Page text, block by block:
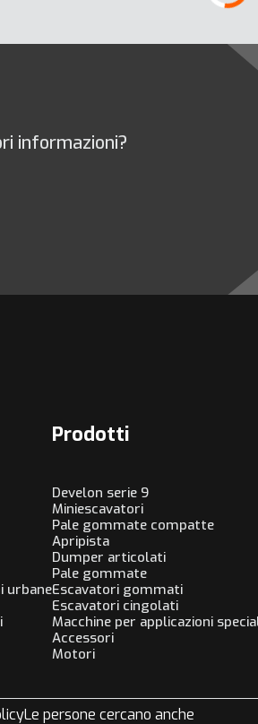
informazioni?
urbane
Prodotti
Develon serie 9
Miniescavatori
Pale gommate compatte
Apripista
Dumper articolati
Pale gommate
Escavatori gommati
Escavatori cingolati
Macchine per applicazioni
Accessori
Motori
Le persone cercano anche